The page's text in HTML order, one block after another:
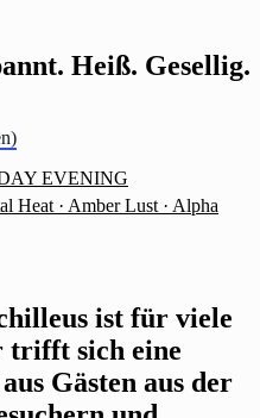
Heiß. Gesellig.
EVENING
Heat · Amber Lust · Alpha
ist für viele
trifft sich eine
Gästen aus der